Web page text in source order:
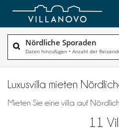
Nördliche Sporaden
Daten hinzufügen • Anzahl der
Luxusvilla mieten
Mieten Sie eine villa auf
11